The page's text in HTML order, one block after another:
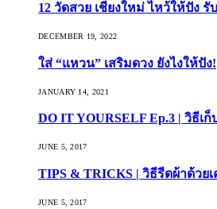
12 วัดสวย เชียงใหม่ ไหว้ให้ปัง รั
DECEMBER 19, 2022
ใส่ “แหวน” เสริมดวง ยังไงให้ปัง!
JANUARY 14, 2021
DO IT YOURSELF Ep.3 | วิธีเ
JUNE 5, 2017
TIPS & TRICKS | วิธีรีดผ้าด้วย
JUNE 5, 2017